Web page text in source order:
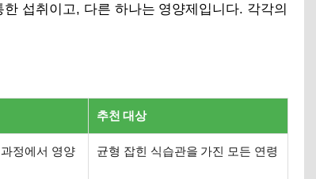
섭취이고, 다른 하나는 영양제입니다. 각각의
추천 대상
정에서 영양
균형 잡힌 식습관을 가진 모든 연령